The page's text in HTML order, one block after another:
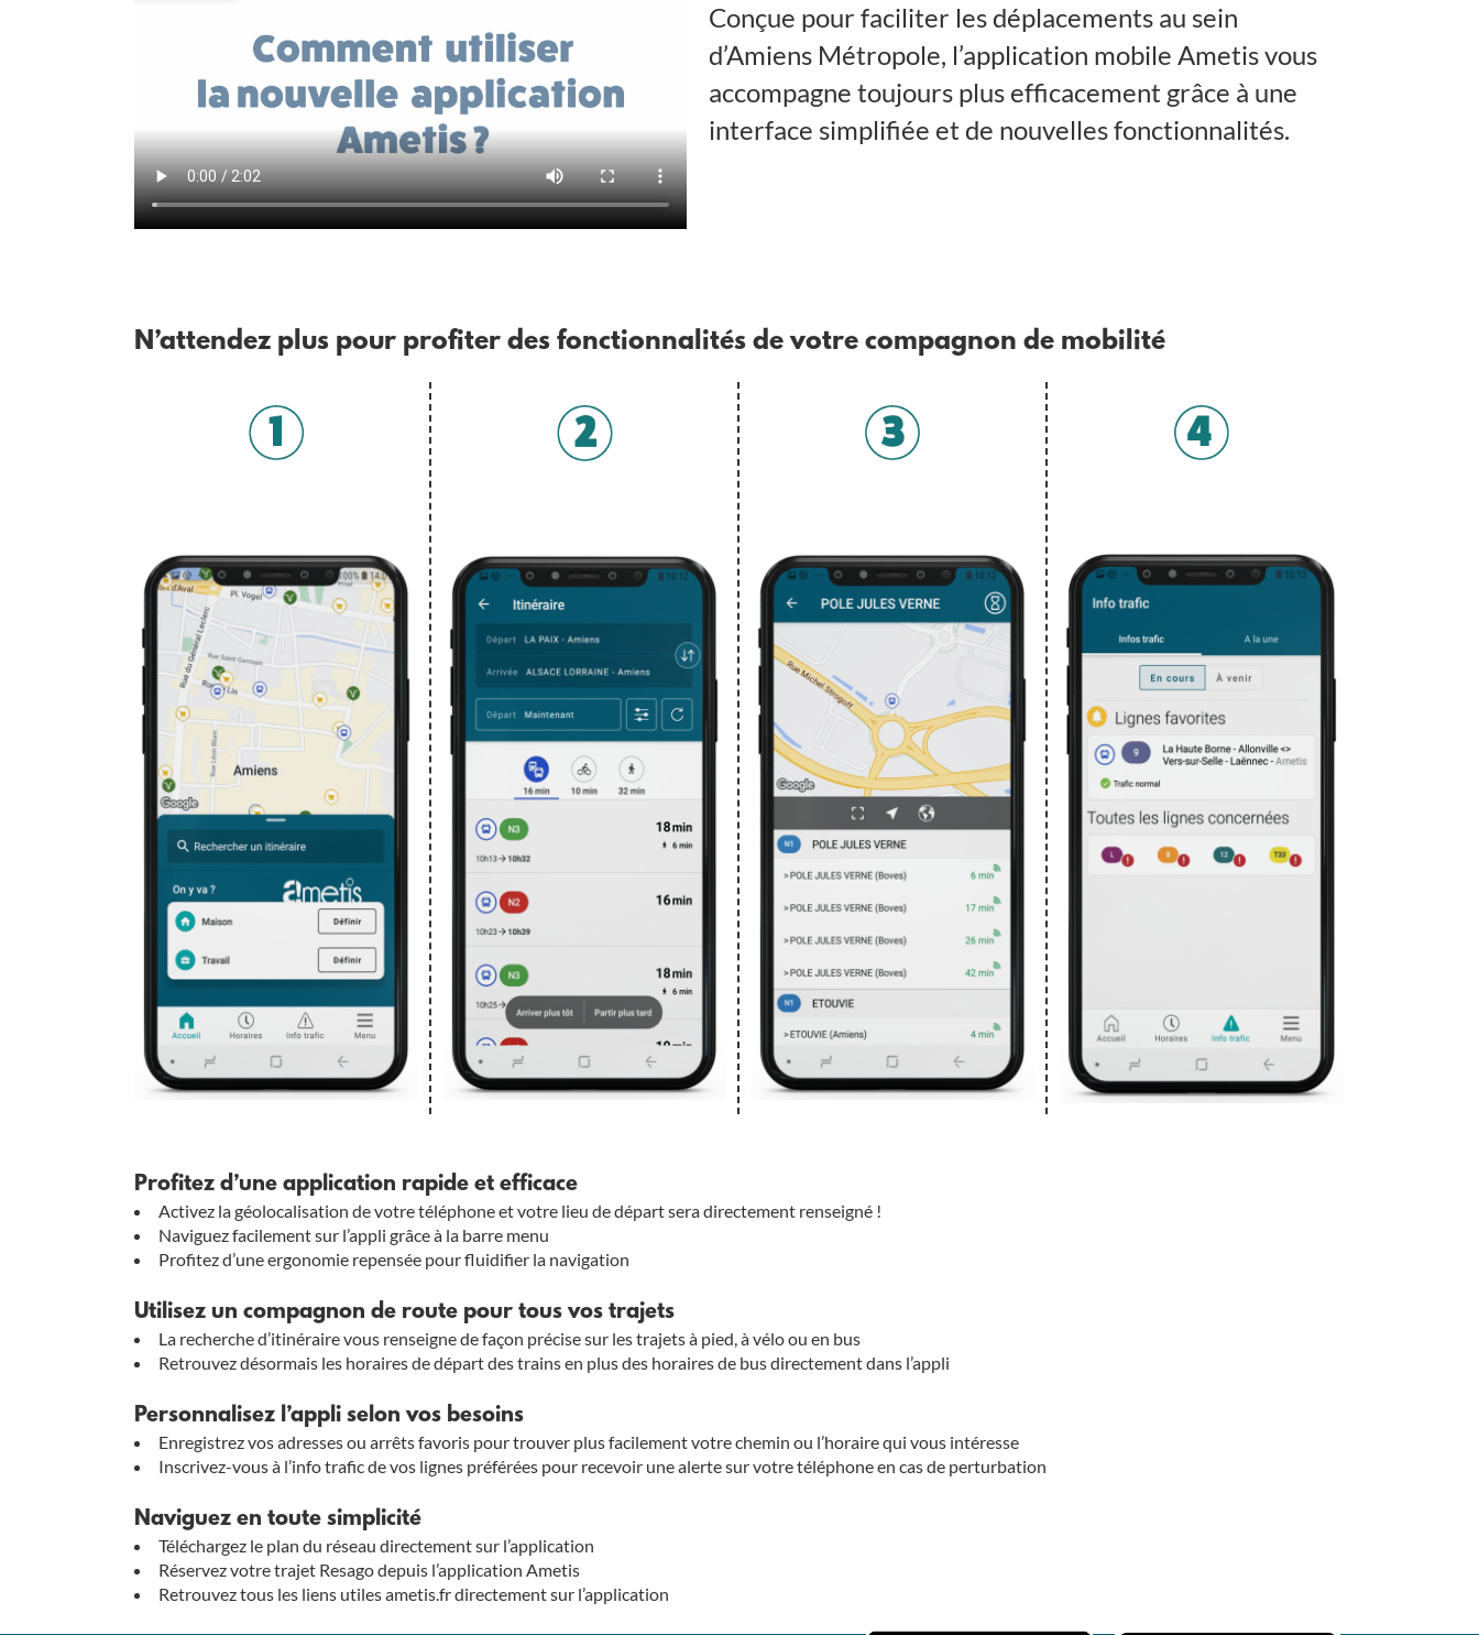
Conçue pour faciliter les déplacements au sein
d’Amiens Métropole, l’application mobile Ametis vous
accompagne toujours plus efficacement grâce à une
interface simplifiée et de nouvelles fonctionnalités.
N’attendez plus pour profiter des fonctionnalités de votre compagnon de mobilité
Profitez d’une application rapide et efficace
Activez la géolocalisation de votre téléphone et votre lieu de départ sera directement renseigné !
Naviguez facilement sur l’appli grâce à la barre menu
Profitez d’une ergonomie repensée pour fluidifier la navigation
Utilisez un compagnon de route pour tous vos trajets
La recherche d’itinéraire vous renseigne de façon précise sur les trajets à pied, à vélo ou en bus
Retrouvez désormais les horaires de départ des trains en plus des horaires de bus directement dans l’appli
Personnalisez l’appli selon vos besoins
Enregistrez vos adresses ou arrêts favoris pour trouver plus facilement votre chemin ou l’horaire qui vous intéresse
Inscrivez-vous à l’info trafic de vos lignes préférées pour recevoir une alerte sur votre téléphone en cas de perturbation
Naviguez en toute simplicité
Téléchargez le plan du réseau directement sur l’application
Réservez votre trajet Resago depuis l’application Ametis
Retrouvez tous les liens utiles ametis.fr directement sur l’application